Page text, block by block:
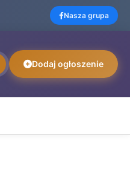
Nasza grupa
Dodaj ogłoszenie